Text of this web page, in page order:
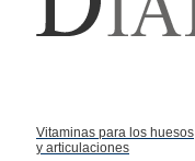
Vitaminas para los huesos
y articulaciones